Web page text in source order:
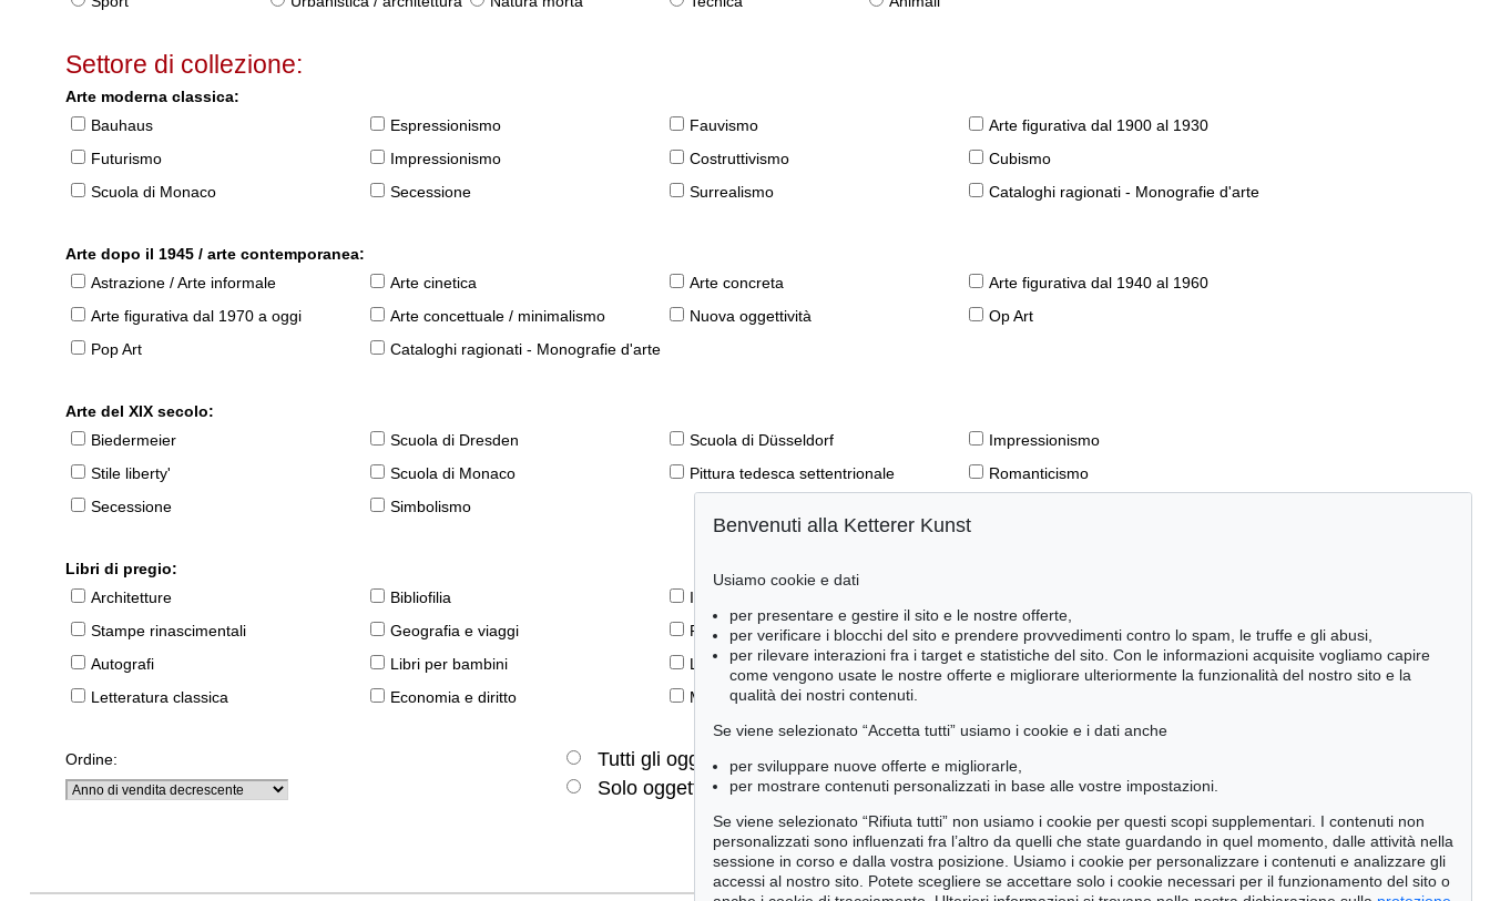
Settore di collezione:
Arte moderna classica:
Bauhaus
Espressionismo Fauvismo
Arte figurativa dal 1900 al 1930
Futurismo
Impressionismo Costruttivismo
Cubismo
Scuola di Monaco
Secessione Surrealismo Cataloghi ragionati - Monografie d'arte
Arte dopo il 1945 / arte contemporanea:
Astrazione / Arte informale
Arte cinetica Arte concreta
Arte figurativa dal 1940 al 1960
Arte figurativa dal 1970 a oggi
Arte concettuale / minimalismo Nuova oggettività
Op Art
Pop Art
Cataloghi ragionati - Monografie d'arte
Arte del XIX secolo:
Biedermeier
Scuola di Dresden Scuola di Düsseldorf
Impressionismo
Stile liberty'
Scuola di Monaco Pittura tedesca settentrionale
Romanticismo
Secessione
Simbolismo
Libri di pregio:
Architetture
Bibliofilia Il libro e la modernità
Stampe rinascimentali
Geografia e viaggi Prime edizioni
Manoscritti antichi
Autografi
Libri per bambini Lifestyle
Pietre miliari delle scienze naturali
Letteratura classica
Economia e diritto Meraviglie della natura
Ordine: Tutti gli oggetti
Solo offerte attuali
Solo oggetti venduti
Benvenuti alla Ketterer Kunst
Usiamo cookie e dati
per presentare e gestire il sito e le nostre offerte,
per verificare i blocchi del sito e prendere provvedimenti contro lo spam, le truffe e gli abusi,
per rilevare interazioni fra i target e statistiche del sito. Con le informazioni acquisite vogliamo capire
come vengono usate le nostre offerte e migliorare ulteriormente la funzionalità del nostro sito e la
qualità dei nostri contenuti.
Se viene selezionato “Accetta tutti” usiamo i cookie e i dati anche
per sviluppare nuove offerte e migliorarle,
per mostrare contenuti personalizzati in base alle vostre impostazioni.
Se viene selezionato “Rifiuta tutti” non usiamo i cookie per questi scopi supplementari. I contenuti non
personalizzati sono influenzati fra l’altro da quelli che state guardando in quel momento, dalle attività nella
sessione in corso e dalla vostra posizione. Usiamo i cookie per personalizzare i contenuti e analizzare gli
accessi al nostro sito. Potete scegliere se accettare solo i cookie necessari per il funzionamento del sito o